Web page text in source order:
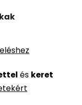
és keret